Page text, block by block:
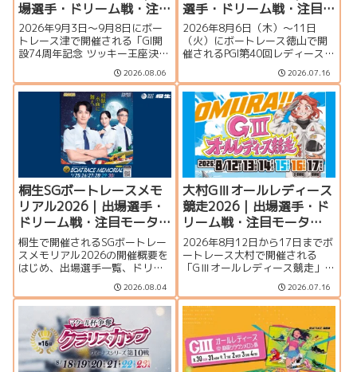
場選手・ドリーム戦・注
目モーター・イベント情
報まとめ
2026年9月3日〜9月8日にボー
トレース津で開催される「GI開
設74周年記念 ツッキー王座決定
戦」の特集ページです。出場選
手一覧、シリーズ展望、ドリー
ム戦、注目モーター、水面特
徴、イベント情報まで詳しく紹
2026.08.06
選手・ドリーム戦・注目
モーター・イベント情報
まとめ
2026年8月6日（木）～11日
（火）にボートレース徳山で開
催されるPGI第40回レディースチ
ャンピオン（女子王座決定戦）
の特集ページです。出場選手一
覧、シリーズ展望、ドリーム
戦、注目モーター、水面特徴、
イベント情報まで詳しく紹介し
ます。
2026.07.16
桐生SGボートレースメモ
リアル2026｜出場選手・
ドリーム戦・注目モータ
ー・イベント情報まとめ
桐生で開催されるSGボートレー
スメモリアル2026の開催概要を
はじめ、出場選手一覧、ドリー
徴、イベント情報を詳しく紹
介。峰竜太、毒島誠、定松勇樹
らトップレーサーが集結する真
夏のSGの見どころを徹底解説し
ます。
2026.08.04
大村GⅢオールレディース
競走2026｜出場選手・ド
リーム戦・注目モータ
ー・イベント情報まとめ
2026年8月12日から17日までボ
ートレース大村で開催される
「GⅢオールレディース競走」の
望、出場選手一覧、発祥地ドリ
ーム、注目モーター、大村水面
の攻略ポイント、イベント情報
まで詳しく紹介します。
2026.07.16